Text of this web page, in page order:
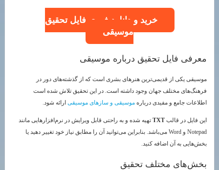
خرید و دانلود فوری فایل تحقیق
موسیقی
معرفی فایل تحقیق درباره موسیقی
موسیقی یکی از قدیمی‌ترین هنرهای بشری است که از گذشته‌های دور در
فرهنگ‌های مختلف جهان وجود داشته است. در این تحقیق تلاش شده است
اطلاعات جامع و مفیدی درباره موسیقی و سازهای موسیقی ارائه شود.
این فایل در قالب TXT تهیه شده و به راحتی قابل ویرایش در نرم‌افزارهایی مانند
Notepad و Word می‌باشد. بنابراین می‌توانید آن را مطابق نیاز خود تغییر دهید یا
بخش‌هایی به آن اضافه کنید.
بخش‌های مختلف تحقیق